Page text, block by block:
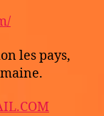
les pays,